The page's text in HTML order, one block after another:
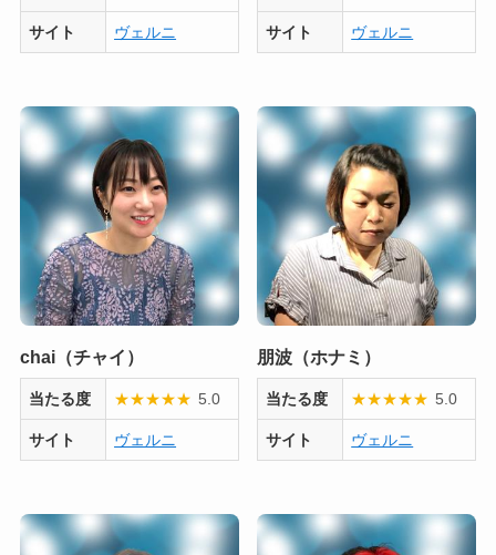
サイト ヴェルニ サイト ヴェルニ
chai（チャイ）
当たる度 ★★★★★ 5.0
サイト ヴェルニ
朋波（ホナミ）
当たる度 ★★★★★ 5.0
サイト ヴェルニ